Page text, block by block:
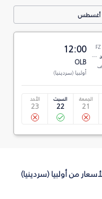
12:00
OLB
أولبيا (سردينيا)
الجمعة
21
السبت
22
الأحد
23
من أولبيا (سردينيا)